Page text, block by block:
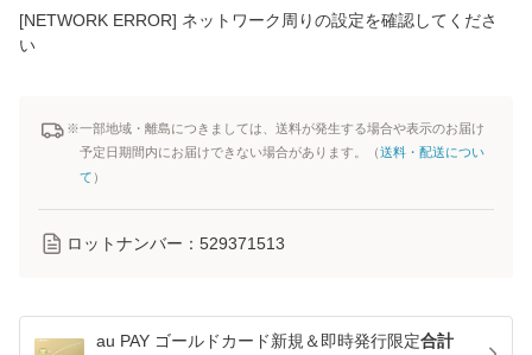
[NETWORK ERROR] ネットワーク周りの設定を確認してくださ
い
※一部地域・離島につきましては、送料が発生する場合や表示のお届け
予定日期間内にお届けできない場合があります。（送料・配送につい
て ）
ロットナンバー： 529371513
au PAY ゴールドカード新規＆即時発行限定合計